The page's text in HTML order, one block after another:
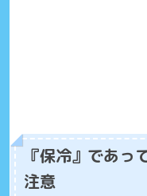
『保冷』であっ
注意